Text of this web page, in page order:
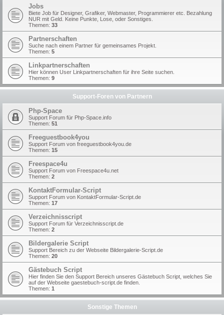
Jobs
Biete Job für Designer, Grafiker, Webmaster, Programmierer etc. Bezahlung
NUR mit Geld. Keine Punkte, Lose, oder Sonstiges.
Themen: 33
Partnerschaften
Suche nach einem Partner für gemeinsames Projekt.
Themen: 5
Linkpartnerschaften
Hier können User Linkpartnerschaften für ihre Seite suchen.
Themen: 9
Support-Foren von Partnern
Php-Space
Support Forum für Php-Space.info
Themen: 51
Freeguestbook4you
Support Forum von freeguestbook4you.de
Themen: 15
Freespace4u
Support Forum von Freespace4u.net
Themen: 2
KontaktFormular-Script
Support Forum von KontaktFormular-Script.de
Themen: 17
Verzeichnisscript
Support Forum für Verzeichnisscript.de
Themen: 2
Bildergalerie Script
Support Bereich zu der Webseite Bildergalerie-Script.de
Themen: 20
Gästebuch Script
Hier finden Sie den Support Bereich unseres Gästebuch Script, welches Sie
auf der Webseite gaestebuch-script.de finden.
Themen: 1
Sonstige Themen